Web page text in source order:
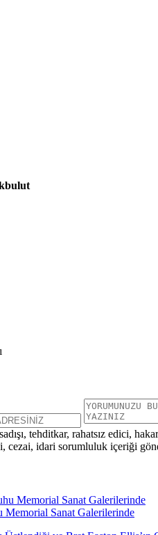
tehditkar, rahatsız edici,
cezai, idari sorumluluk içeriği
Memorial Sanat Galerilerinde